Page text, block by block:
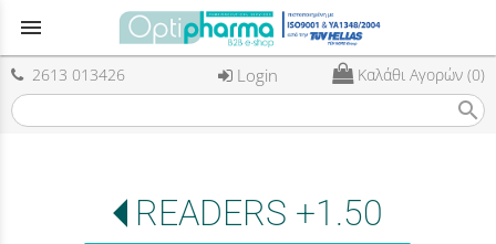
menu
2613 013426 Login Καλάθι Αγορών (0)
search
READERS +1.50